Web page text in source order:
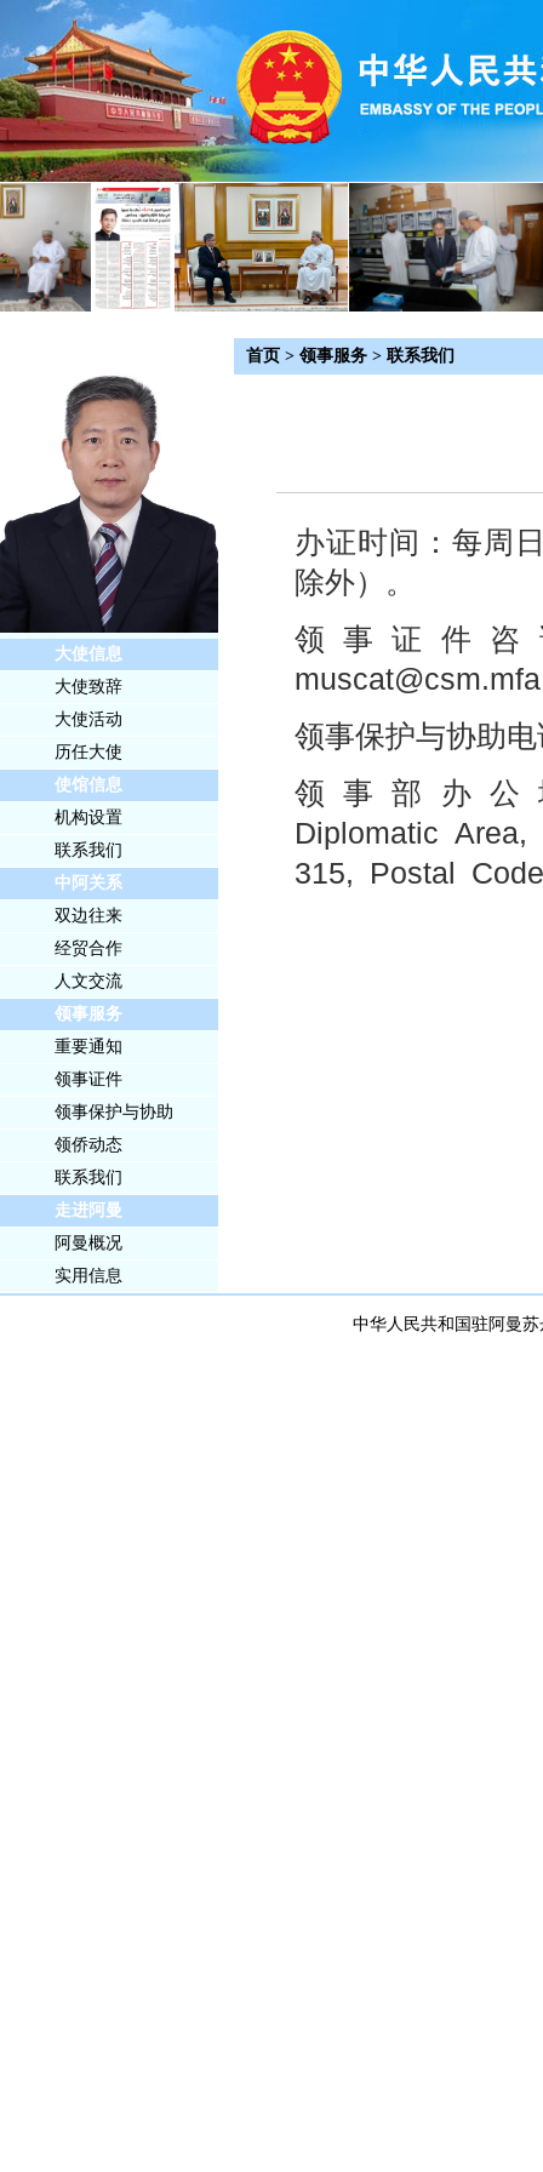
大使信息
大使致辞
大使活动
历任大使
使馆信息
机构设置
联系我们
中阿关系
双边往来
经贸合作
人文交流
领事服务
重要通知
领事证件
领事保护与协助
领侨动态
联系我们
走进阿曼
阿曼概况
实用信息
首页 > 领事服务 > 联系我们
办证时间：每周
除外）。
领事证件
领事保护与协助
领事部办
Diplomatic
315, Postal
中华人民共和国驻阿曼